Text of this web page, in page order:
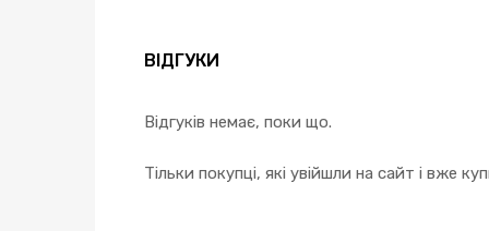
ВІДГУКИ
Відгуків немає, поки що.
Тільки покупці, які увійшли на сайт і вже